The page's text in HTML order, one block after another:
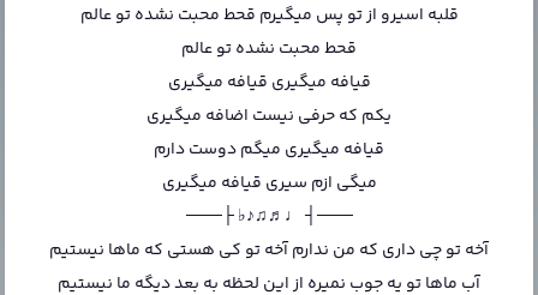
قلبه اسیرو از تو پس میگیرم قحط محبت نشده تو عالم
قحط محبت نشده تو عالم
قیافه میگیری قیافه میگیری
یکم که حرفی نیست اضافه میگیری
قیافه میگیری میگم دوست دارم
میگی ازم سیری قیافه میگیری
───┤ ♩♬♫♪♭ ├───
آخه تو چی داری که من ندارم آخه تو کی هستی که ماها نیستیم
آب ماها تو یه جوب نمیره از این لحظه به بعد دیگه ما نیستیم